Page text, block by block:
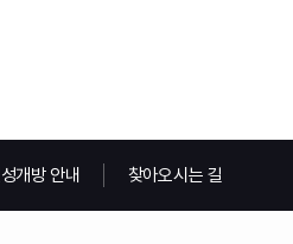
개방 안내 찾아오시는 길